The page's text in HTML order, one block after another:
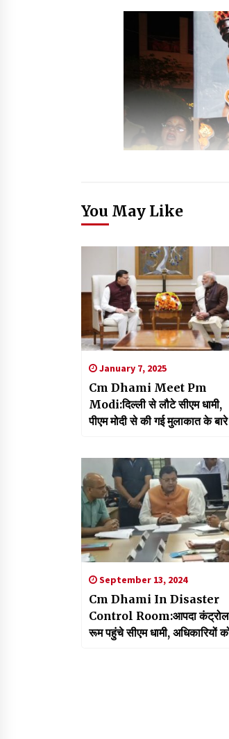
You May Like
January 7, 2025
Cm Dhami Meet Pm
Modi:दिल्ली से लौटे सीएम धामी,
पीएम मोदी से की गई मुलाकात के
September 13, 2024
Cm Dhami In Disaster
Control Room:आपदा कंट्रोल
रूम पहुंचे सीएम धामी, अधिकारियों